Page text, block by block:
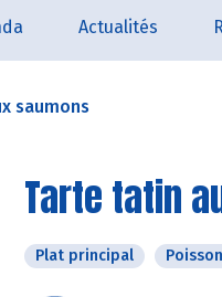
Actualités
saumons
Tarte tatin
Plat principal Poisson